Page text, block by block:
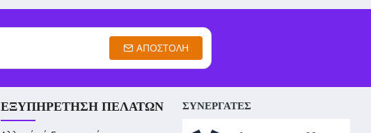
ΑΠΟΣΤΟΛΉ
ΕΞΥΠΗΡΈΤΗΣΗ ΠΕΛΑΤΏΝ ΣΥΝΕΡΓΑΤΕΣ